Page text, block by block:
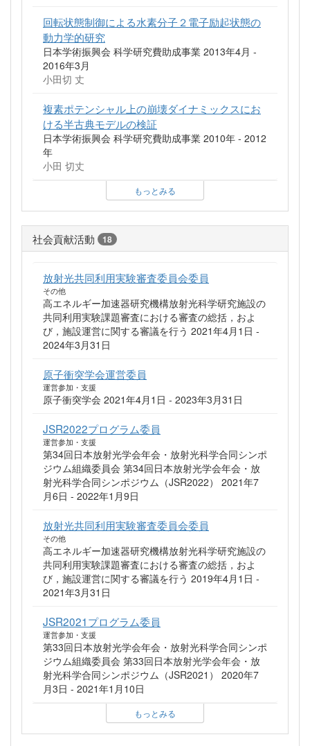
回転状態制御による水素分子２電子励起状態の
動力学的研究
日本学術振興会 科学研究費助成事業 2013年4月 -
2016年3月
小田切 丈
複素ポテンシャル上の崩壊ダイナミックスにお
ける半古典モデルの検証
日本学術振興会 科学研究費助成事業 2010年 - 2012
年
小田 切丈
もっとみる
社会貢献活動 18
放射光共同利用実験審査委員会委員
その他
高エネルギー加速器研究機構放射光科学研究施設の
共同利用実験課題審査における審査の総括，およ
び，施設運営に関する審議を行う 2021年4月1日 -
2024年3月31日
原子衝突学会運営委員
運営参加・支援
原子衝突学会 2021年4月1日 - 2023年3月31日
JSR2022プログラム委員
運営参加・支援
第34回日本放射光学会年会・放射光科学合同シンポ
ジウム組織委員会 第34回日本放射光学会年会・放
射光科学合同シンポジウム（JSR2022） 2021年7
月6日 - 2022年1月9日
放射光共同利用実験審査委員会委員
その他
高エネルギー加速器研究機構放射光科学研究施設の
共同利用実験課題審査における審査の総括，およ
び，施設運営に関する審議を行う 2019年4月1日 -
2021年3月31日
JSR2021プログラム委員
運営参加・支援
第33回日本放射光学会年会・放射光科学合同シンポ
ジウム組織委員会 第33回日本放射光学会年会・放
射光科学合同シンポジウム（JSR2021） 2020年7
月3日 - 2021年1月10日
もっとみる